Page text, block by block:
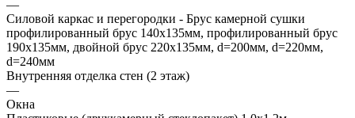
—
Силовой каркас и перегородки - Брус камерной сушки
профилированный брус 140х135мм, профилированный брус
190х135мм, двойной брус 220х135мм, d=200мм, d=220мм,
d=240мм
Внутренняя отделка стен (2 этаж)
—
Окна